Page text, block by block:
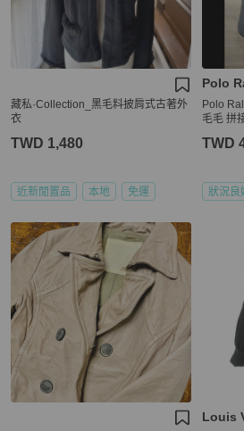
藏私·Collection_黑毛料披肩式古著外
衣
TWD 1,480
近新閒置品 本地 免運
Polo
Polo
毛毛 拼
TWD
狀況良
Louis